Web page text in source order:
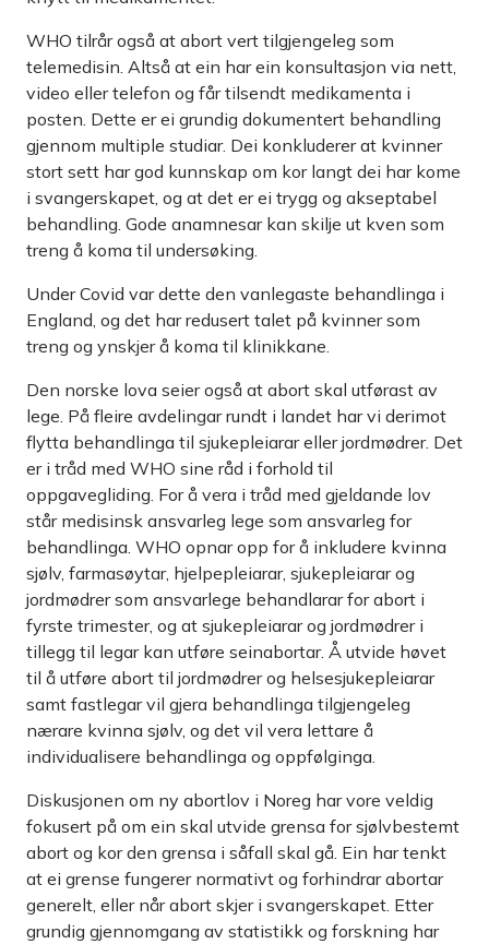
WHO tilrår også at abort vert tilgjengeleg som
telemedisin. Altså at ein har ein konsultasjon via nett,
video eller telefon og får tilsendt medikamenta i
posten. Dette er ei grundig dokumentert behandling
gjennom multiple studiar. Dei konkluderer at kvinner
stort sett har god kunnskap om kor langt dei har kome
i svangerskapet, og at det er ei trygg og akseptabel
behandling. Gode anamnesar kan skilje ut kven som
treng å koma til undersøking.
Under Covid var dette den vanlegaste behandlinga i
England, og det har redusert talet på kvinner som
treng og ynskjer å koma til klinikkane.
Den norske lova seier også at abort skal utførast av
lege. På fleire avdelingar rundt i landet har vi derimot
flytta behandlinga til sjukepleiarar eller jordmødrer. Det
er i tråd med WHO sine råd i forhold til
oppgavegliding. For å vera i tråd med gjeldande lov
står medisinsk ansvarleg lege som ansvarleg for
behandlinga. WHO opnar opp for å inkludere kvinna
sjølv, farmasøytar, hjelpepleiarar, sjukepleiarar og
jordmødrer som ansvarlege behandlarar for abort i
fyrste trimester, og at sjukepleiarar og jordmødrer i
tillegg til legar kan utføre seinabortar. Å utvide høvet
til å utføre abort til jordmødrer og helsesjukepleiarar
samt fastlegar vil gjera behandlinga tilgjengeleg
nærare kvinna sjølv, og det vil vera lettare å
individualisere behandlinga og oppfølginga.
Diskusjonen om ny abortlov i Noreg har vore veldig
fokusert på om ein skal utvide grensa for sjølvbestemt
abort og kor den grensa i såfall skal gå. Ein har tenkt
at ei grense fungerer normativt og forhindrar abortar
generelt, eller når abort skjer i svangerskapet. Etter
grundig gjennomgang av statistikk og forskning har